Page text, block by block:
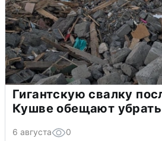
Гигантскую свалку
Кушве обещают убрать
6 августа 0